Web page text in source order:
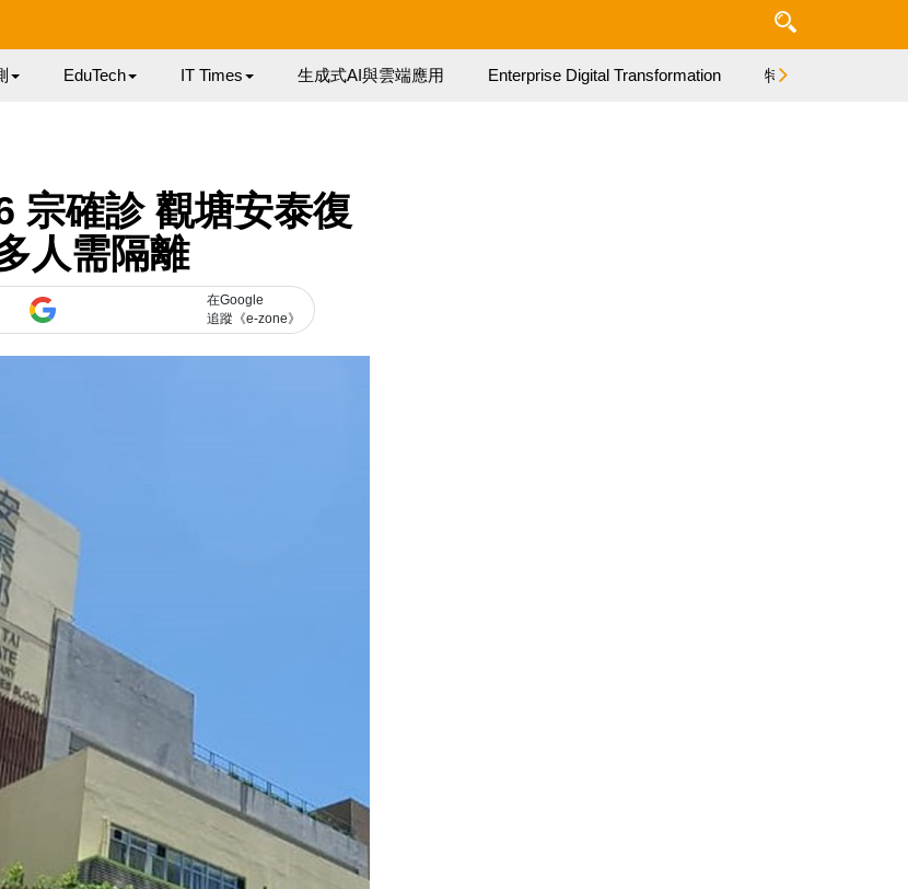
EduTech IT Times 生成式AI與雲端應用 Enterprise Digital Transformation 特集
宗確診 觀塘安泰復
人需隔離
在Google
追蹤《e-zone》